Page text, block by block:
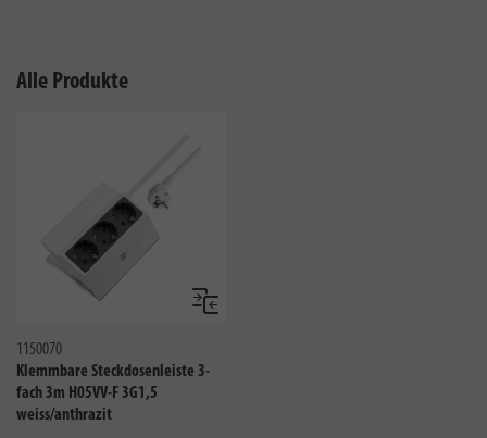
Alle Produkte
Vergleichen
1150070
Klemmbare Steckdosenleiste 3-
fach 3m H05VV-F 3G1,5
weiss/anthrazit